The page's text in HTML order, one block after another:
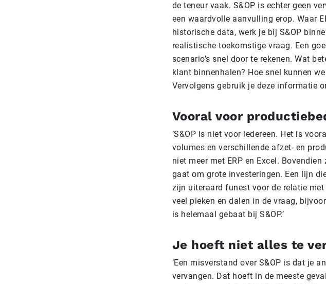
de teneur vaak. S&OP is echter geen
een waardvolle aanvulling erop. Waar
historische data, werk je bij S&OP
realistische toekomstige vraag. Een
scenario’s snel door te rekenen. Wat
klant binnenhalen? Hoe snel kunnen
Vervolgens gebruik je deze informatie
Vooral voor
‘S&OP is niet voor iedereen. Het is
volumes en verschillende afzet- en
niet meer met ERP en Excel.
gaat om grote investeringen. Een lijn
zijn uiteraard funest voor de relatie
veel pieken en dalen in de vraag,
is helemaal gebaat bij S&OP.’
Je hoeft niet alles te
‘Een misverstand over S&OP is dat je
vervangen. Dat hoeft in de meeste